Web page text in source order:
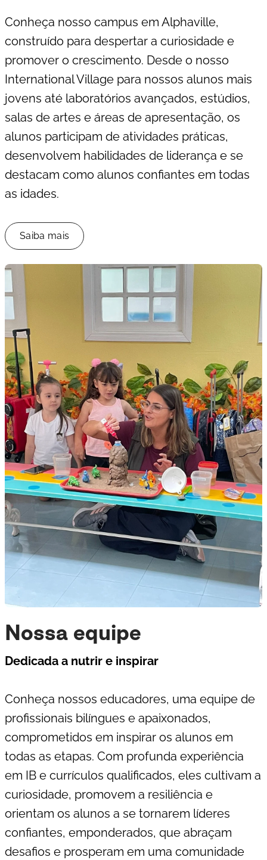
Conheça nosso campus em Alphaville,
construído para despertar a curiosidade e
promover o crescimento. Desde o nosso
International Village para nossos alunos mais
jovens até laboratórios avançados, estúdios,
salas de artes e áreas de apresentação, os
alunos participam de atividades práticas,
desenvolvem habilidades de liderança e se
destacam como alunos confiantes em todas
as idades.
Saiba mais
Nossa equipe
Dedicada a nutrir e inspirar
Conheça nossos educadores, uma equipe de
profissionais bilíngues e apaixonados,
comprometidos em inspirar os alunos em
todas as etapas. Com profunda experiência
em IB e currículos qualificados, eles cultivam a
curiosidade, promovem a resiliência e
orientam os alunos a se tornarem líderes
confiantes, emponderados, que abraçam
desafios e prosperam em uma comunidade